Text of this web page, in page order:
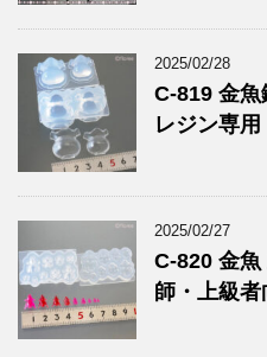
2025/02/28
C-819 金
レジン専用
2025/02/27
C-820 金
師・上級者